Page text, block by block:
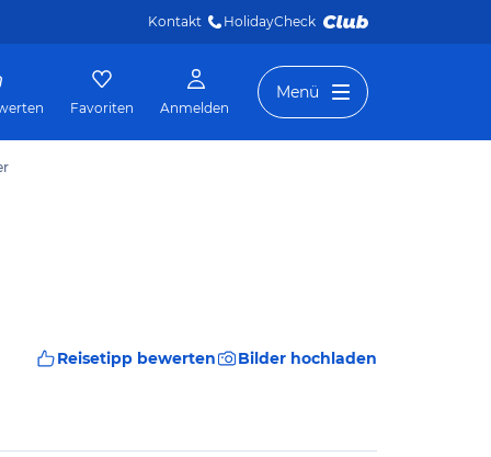
Kontakt HolidayCheck
Favoriten Anmelden
Menü
Reisetipp bewerten Bilder hochladen